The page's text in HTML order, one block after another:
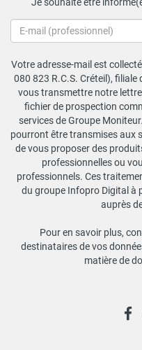
Votre adresse-mail est
080 823 R.C.S. Créteil),
vous transmettre notre
fichier de prospection
services de Groupe
pourront être transmises aux
de vous proposer des
professionnelles ou
professionnels. Ces
du groupe Infopro Digital à
auprès
Pour en savoir plus,
destinataires de vos
matière de